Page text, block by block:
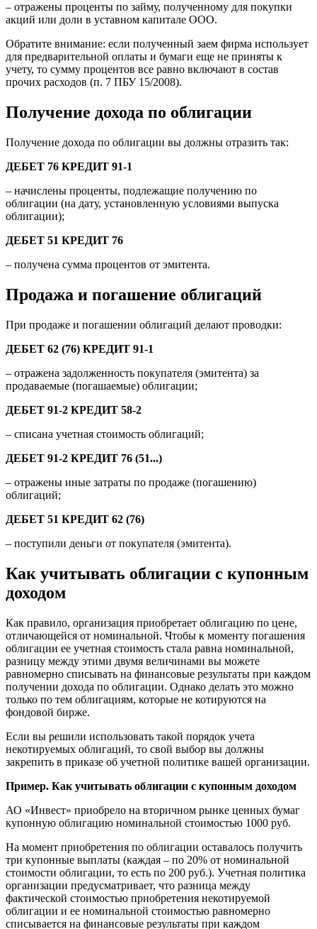
– отражены проценты по займу, полученному для покупки
акций или доли в уставном капитале ООО.
Обратите внимание: если полученный заем фирма использует
для предварительной оплаты и бумаги еще не приняты к
учету, то сумму процентов все равно включают в состав
прочих расходов (п. 7 ПБУ 15/2008).
Получение дохода по облигации
Получение дохода по облигации вы должны отразить так:
ДЕБЕТ 76 КРЕДИТ 91-1
– начислены проценты, подлежащие получению по
облигации (на дату, установленную условиями выпуска
облигации);
ДЕБЕТ 51 КРЕДИТ 76
– получена сумма процентов от эмитента.
Продажа и погашение облигаций
При продаже и погашении облигаций делают проводки:
ДЕБЕТ 62 (76) КРЕДИТ 91-1
– отражена задолженность покупателя (эмитента) за
продаваемые (погашаемые) облигации;
ДЕБЕТ 91-2 КРЕДИТ 58-2
– списана учетная стоимость облигаций;
ДЕБЕТ 91-2 КРЕДИТ 76 (51...)
– отражены иные затраты по продаже (погашению)
облигаций;
ДЕБЕТ 51 КРЕДИТ 62 (76)
– поступили деньги от покупателя (эмитента).
Как учитывать облигации с купонным
доходом
Как правило, организация приобретает облигацию по цене,
отличающейся от номинальной. Чтобы к моменту погашения
облигации ее учетная стоимость стала равна номинальной,
разницу между этими двумя величинами вы можете
равномерно списывать на финансовые результаты при каждом
получении дохода по облигации. Однако делать это можно
только по тем облигациям, которые не котируются на
фондовой бирже.
Если вы решили использовать такой порядок учета
некотируемых облигаций, то свой выбор вы должны
закрепить в приказе об учетной политике вашей организации.
Пример. Как учитывать облигации с купонным доходом
АО «Инвест» приобрело на вторичном рынке ценных бумаг
купонную облигацию номинальной стоимостью 1000 руб.
На момент приобретения по облигации оставалось получить
три купонные выплаты (каждая – по 20% от номинальной
стоимости облигации, то есть по 200 руб.). Учетная политика
организации предусматривает, что разница между
фактической стоимостью приобретения некотируемой
облигации и ее номинальной стоимостью равномерно
списывается на финансовые результаты при каждом